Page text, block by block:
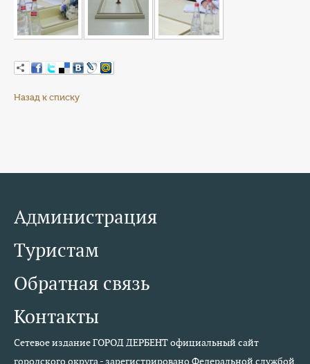
Назад к списку
Администрация
Туристам
Обратная связь
Контакты
Сетевое издание ГОРОД ДЕРБЕНТ официальный сайт
городского округа - зарегистрировано Федеральной службой